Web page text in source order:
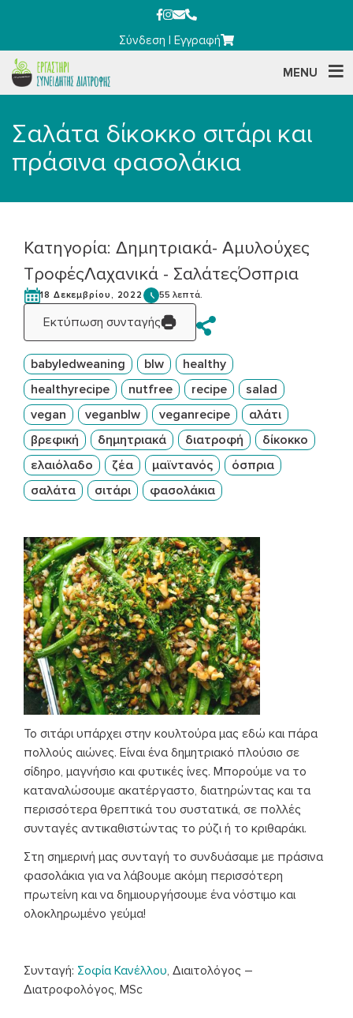
Σύνδεση |Εγγραφή
MENU
Σαλάτα δίκοκκο σιτάρι και
πράσινα φασολάκια
Κατηγορία: Δημητριακά- Αμυλούχες
ΤροφέςΛαχανικά - ΣαλάτεςΌσπρια
18 Δεκεμβρίου, 2022 55 λεπτά.
Εκτύπωση συνταγής
babyledweaning blw
healthy
healthyrecipe
nutfree recipe
salad
vegan
veganblw veganrecipe
αλάτι
βρεφική
δημητριακά διατροφή
δίκοκκο
ελαιόλαδο
ζέα μαϊντανός
όσπρια
σαλάτα
σιτάρι φασολάκια
Το σιτάρι υπάρχει στην κουλτούρα μας εδώ και πάρα
πολλούς αιώνες. Είναι ένα δημητριακό πλούσιο σε
σίδηρο, μαγνήσιο και φυτικές ίνες. Μπορούμε να το
καταναλώσουμε ακατέργαστο, διατηρώντας και τα
περισσότερα θρεπτικά του συστατικά, σε πολλές
συνταγές αντικαθιστώντας το ρύζι ή το κριθαράκι.
Στη σημερινή μας συνταγή το συνδυάσαμε με πράσινα
φασολάκια για να λάβουμε ακόμη περισσότερη
πρωτείνη και να δημιουργήσουμε ένα νόστιμο και
ολοκληρωμένο γεύμα!
Συνταγή: Σοφία Κανέλλου, Διαιτολόγος –
Διατροφολόγος, MSc